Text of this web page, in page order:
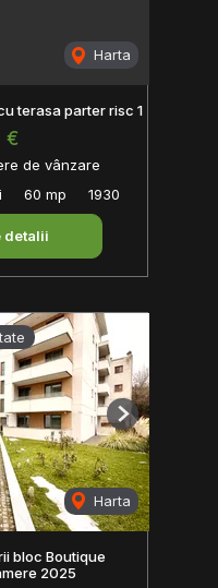
Harta
terasa parter risc 1
€
de vânzare
60 mp 1930
detalii
Harta
Next
bloc Boutique
2025